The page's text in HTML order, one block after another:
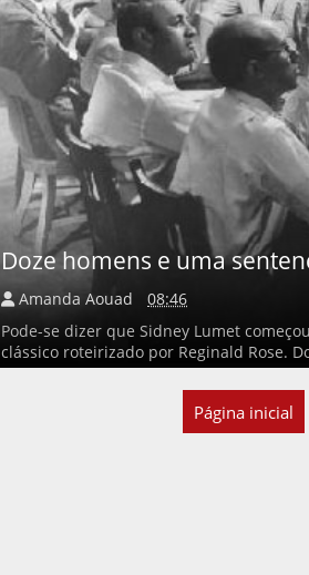
Doze homens e uma
Amanda Aouad
08:46
Pode-se dizer que Sidney Lumet
clássico roteirizado por Reginald Rose.
Página inicial